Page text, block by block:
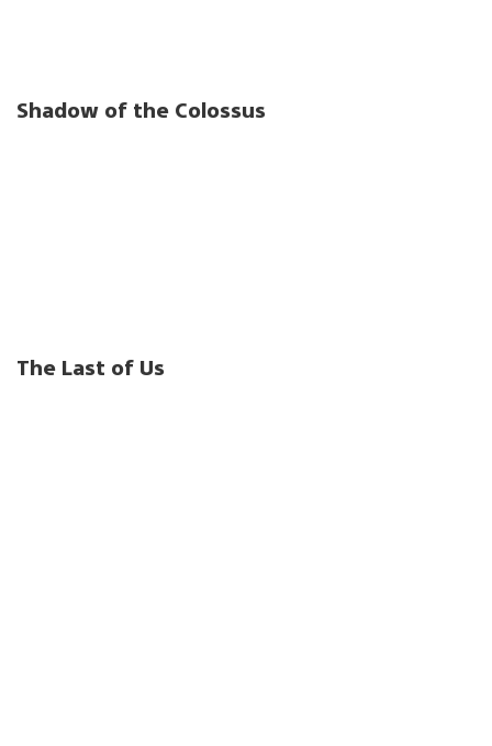
Shadow of the Colossus
The Last of Us